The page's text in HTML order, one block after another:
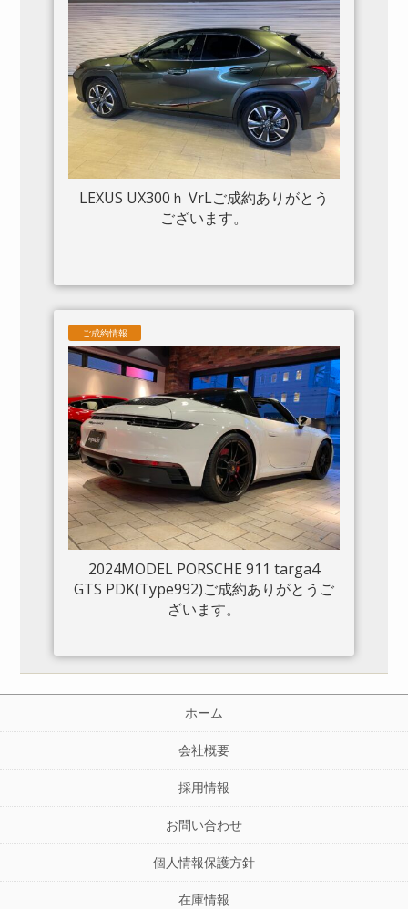
LEXUS UX300ｈ VrLご成約ありがとう
ございます。
ご成約情報
2024MODEL PORSCHE 911 targa4
GTS PDK(Type992)ご成約ありがとうご
ざいます。
ホーム
会社概要
採用情報
お問い合わせ
個人情報保護方針
在庫情報